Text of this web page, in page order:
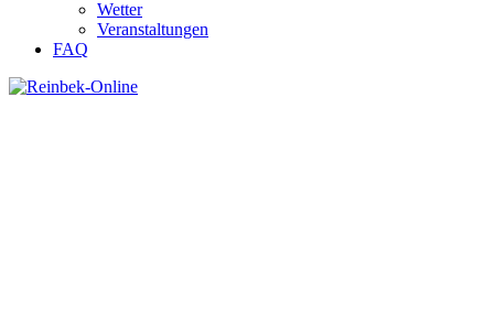
Wetter
Veranstaltungen
FAQ